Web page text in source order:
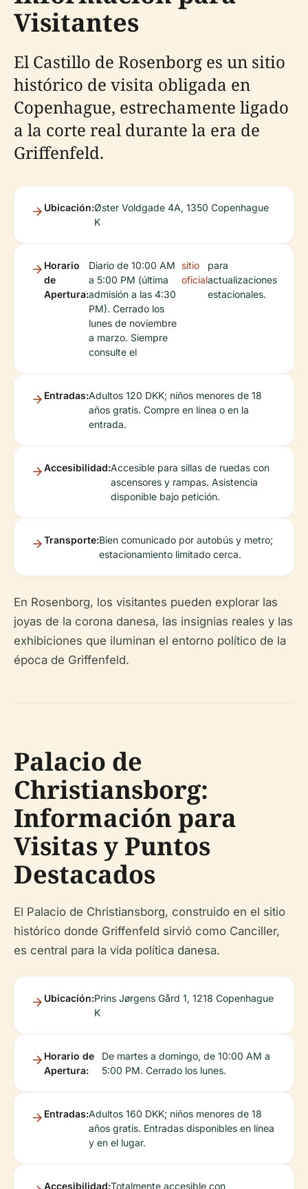
Visitantes
El Castillo de Rosenborg es un sitio
histórico de visita obligada en
Copenhague, estrechamente ligado
a la corte real durante la era de
Griffenfeld.
Ubicación:Øster Voldgade 4A, 1350 Copenhague
K
Horario
de
Apertura:
Diario de 10:00 AM
a 5:00 PM (última
admisión a las 4:30
PM). Cerrado los
lunes de noviembre
a marzo. Siempre
consulte el
sitio
oficial
para
actualizaciones
estacionales.
Entradas:Adultos 120 DKK; niños menores de 18
años gratis. Compre en línea o en la
entrada.
Accesibilidad:Accesible para sillas de ruedas con
ascensores y rampas. Asistencia
disponible bajo petición.
Transporte:Bien comunicado por autobús y metro;
estacionamiento limitado cerca.
En Rosenborg, los visitantes pueden explorar las
joyas de la corona danesa, las insignias reales y las
exhibiciones que iluminan el entorno político de la
época de Griffenfeld.
Palacio de
Christiansborg:
Información para
Visitas y Puntos
Destacados
El Palacio de Christiansborg, construido en el sitio
histórico donde Griffenfeld sirvió como Canciller,
es central para la vida política danesa.
Ubicación:Prins Jørgens Gård 1, 1218 Copenhague
K
Horario de
Apertura:
De martes a domingo, de 10:00 AM a
5:00 PM. Cerrado los lunes.
Entradas:Adultos 160 DKK; niños menores de 18
años gratis. Entradas disponibles en línea
y en el lugar.
Accesibilidad:Totalmente accesible con